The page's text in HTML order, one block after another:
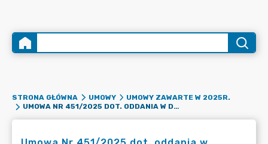
STRONA GŁÓWNA UMOWY
UMOWY ZAWARTE W 2025R.
UMOWA NR 451/2025 DOT. ODDANIA W DZIERŻAWĘ CZ. DZ. OZN. NR EWID. 26/12 W OBR. 9 M. PUŁTUSK NA OKRES 1.07.-30.09.2025R. W CELU POPRAWY ZAGOSPODAROWANIA NIERUCHOMOŚCI PRZYLEGŁEJ